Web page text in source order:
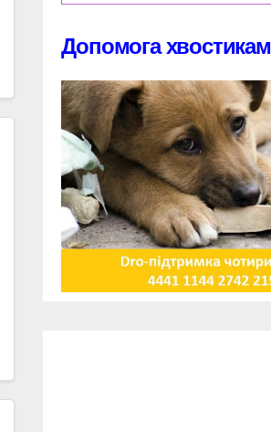
Допомога хвостикам